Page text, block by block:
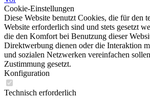
Cookie-Einstellungen
Diese Website benutzt Cookies, die für den
Website erforderlich sind und stets gesetzt
die den Komfort bei Benutzung dieser
Direktwerbung dienen oder die Interaktion
und sozialen Netzwerken vereinfachen
Zustimmung gesetzt.
Konfiguration
Technisch erforderlich